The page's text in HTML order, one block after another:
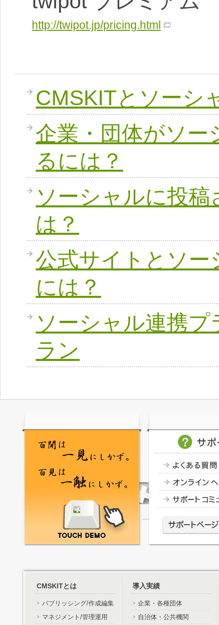
http://twipot.jp/pricing.html
CMSKITとソーシ
企業・団体がソー
るには？
ソーシャルに投
は？
公式サイトとソ
には？
ソーシャル連携
ラン
CMSKITとは
パブリッシング/作成編集
マネジメント/管理運用
導入実績
企業・各種団体
自治体・公共機関